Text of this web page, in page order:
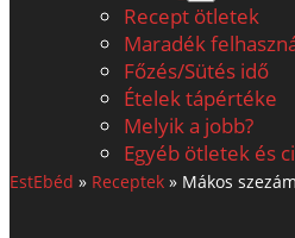
menu
Recept ötletek
Maradék
Főzés/Sütés idő
Ételek tápértéke
Melyik a jobb?
Egyéb ötletek és
EstEbéd » Receptek » Mákos